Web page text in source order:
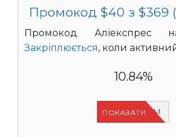
Промокод $40 з $369
Промокод Аліекспрес
Закріплюється, коли
10.84%
IFP33WRM
ПОКАЗАТИ